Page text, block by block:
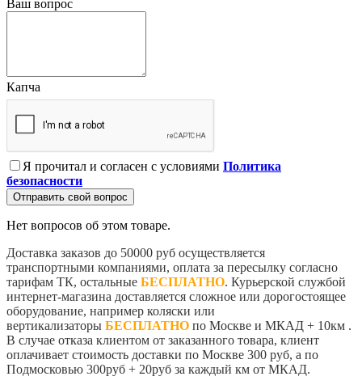
Ваш вопрос
Капча
Я прочитал и согласен с условиями Политика
безопасности
Отправить свой вопрос
Нет вопросов об этом товаре.
Доставка заказов до 50000 руб осуществляется
транспортными компаниями, оплата за пересылку согласно
тарифам ТК, остальные БЕСПЛАТНО. Курьерской службой
интернет-магазина доставляется сложное или дорогостоящее
оборудование, например коляски или
вертикализаторы БЕСПЛАТНО по Москве и МКАД + 10км .
В случае отказа клиентом от заказанного товара, клиент
оплачивает стоимость доставки по Москве 300 руб, а по
Подмосковью 300руб + 20руб за каждый км от МКАД.